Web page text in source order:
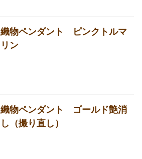
織物ペンダント ピンクトルマ
リン
織物ペンダント ゴールド艶消
し（撮り直し）